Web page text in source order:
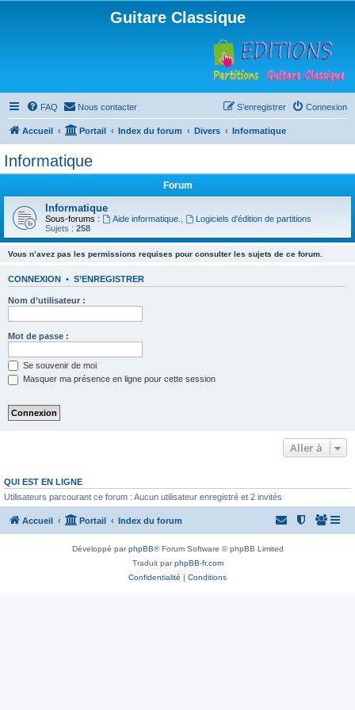
Guitare Classique
FAQ Nous contacter Connexion
S’enregistrer
Accueil Portail Index du forum Divers Informatique
Informatique
Forum
Informatique
Sous-forums : Aide informatique.
Logiciels d'édition de partitions
Sujets : 258
Vous n’avez pas les permissions requises pour consulter les sujets de ce forum.
CONNEXION • S’ENREGISTRER
Nom d’utilisateur :
Mot de passe :
Se souvenir de moi
Masquer ma présence en ligne pour cette session
Aller à
QUI EST EN LIGNE
Utilisateurs parcourant ce forum : Aucun utilisateur enregistré et 2 invités
Accueil Portail Index du forum
Développé parphpBB® Forum Software © phpBB Limited
Traduit parphpBB-fr.com
Confidentialité | Conditions